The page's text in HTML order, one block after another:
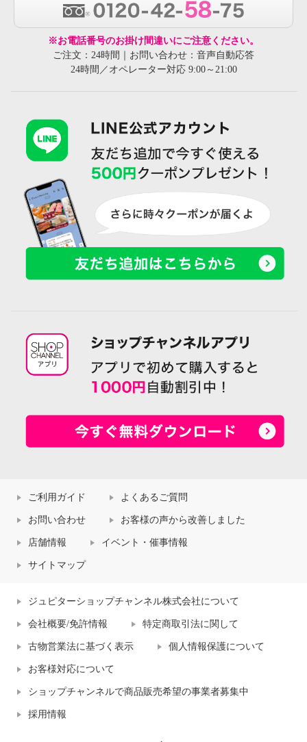
※お電話番号のお掛け間違いにご注意ください。
ご注文：24時間｜お問い合わせ：音声自動応答
24時間／オペレーター対応 9:00～21:00
ご利用ガイド よくあるご質問
お問い合わせ お客様の声から改善しました
店舗情報 イベント・催事情報
サイトマップ
ジュピターショップチャンネル株式会社について
会社概要/免許情報 特定商取引法に関して
古物営業法に基づく表示 個人情報保護について
お客様対応について
ショップチャンネルで商品販売希望の事業者募集中
採用情報